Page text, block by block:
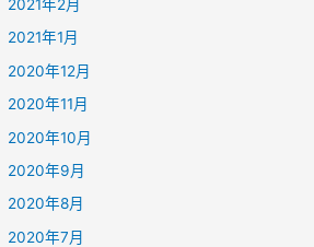
2021年2月
2021年1月
2020年12月
2020年11月
2020年10月
2020年9月
2020年8月
2020年7月